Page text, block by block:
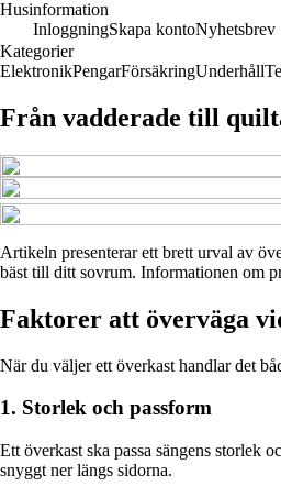
Husinformation
InloggningSkapa kontoNyhetsbrev
Kategorier
ElektronikPengarFörsäkringUnderhåll
Från vadderade till
Artikeln presenterar ett brett urval av
bäst till ditt sovrum. Informationen om
Faktorer att överväga
När du väljer ett överkast handlar det
1. Storlek och passform
Ett överkast ska passa sängens storlek
snyggt ner längs sidorna.